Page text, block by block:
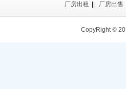
厂房出租 厂房出售
CopyRight©